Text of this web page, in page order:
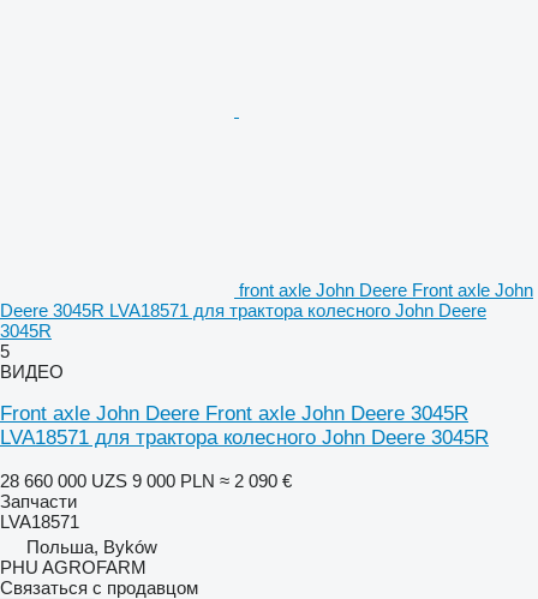
front axle John Deere Front axle John
Deere 3045R LVA18571 для трактора колесного John Deere
3045R
5
ВИДЕО
Front axle John Deere Front axle John Deere 3045R
LVA18571 для трактора колесного John Deere 3045R
28 660 000 UZS 9 000 PLN ≈ 2 090 €
Запчасти
LVA18571
Польша, Byków
PHU AGROFARM
Связаться с продавцом